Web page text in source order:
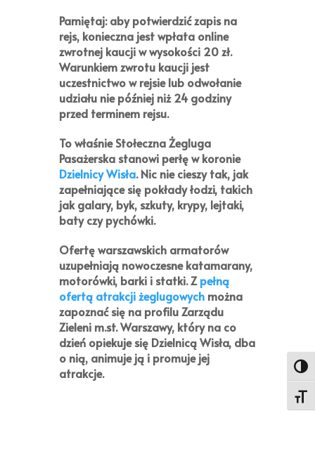
Pamiętaj:aby potwierdzić zapis na
rejs, konieczna jest wpłata online
zwrotnej kaucji w wysokości 20 zł.
Warunkiem zwrotu kaucji jest
uczestnictwo w rejsie lub odwołanie
udziału nie później niż 24 godziny
przed terminem rejsu.
To właśnie Stołeczna Żegluga
Pasażerska stanowi perłę w koronie
Dzielnicy Wisła. Nic nie cieszy tak, jak
zapełniające się pokłady łodzi, takich
jak galary, byk, szkuty, krypy, lejtaki,
baty czy pychówki.
Ofertę warszawskich armatorów
uzupełniają nowoczesne katamarany,
motorówki, barki i statki. Zpełną
ofertą atrakcji żeglugowych można
zapoznać się na profilu Zarządu
Zieleni m.st. Warszawy, który na co
dzień opiekuje się Dzielnicą Wisła, dba
o nią, animuje ją i promuje jej
atrakcje.